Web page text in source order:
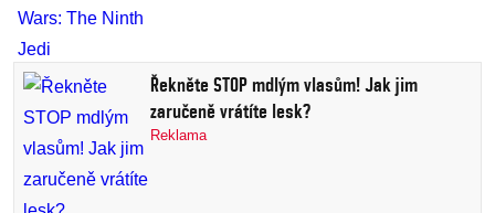
Řekněte STOP mdlým vlasům! Jak jim
zaručeně vrátíte lesk?
Reklama